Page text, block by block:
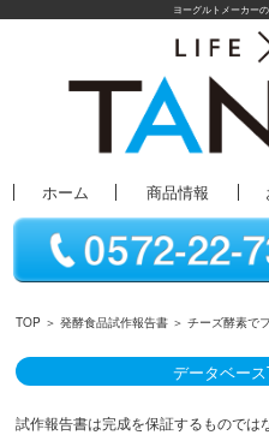
ヨーグルトメーカー
ホーム 商品情報
TOP ＞発酵食品試作報告書 ＞ チーズ酵素で
データベー
試作報告書は完成を保証するものでは